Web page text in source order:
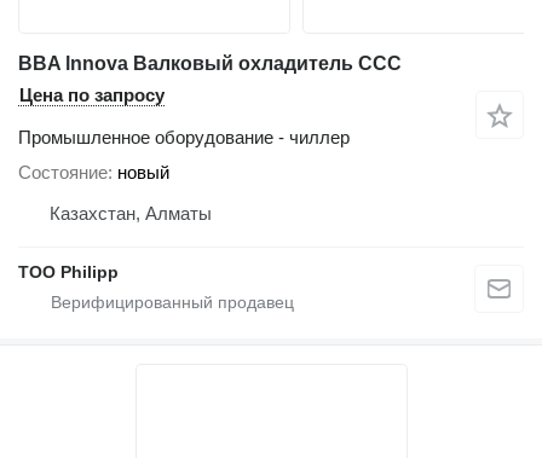
BBA lnnova Валковый охладитель CCC
Цена по запросу
Промышленное оборудование - чиллер
Состояние новый
Казахстан, Алматы
ТОО Philipp